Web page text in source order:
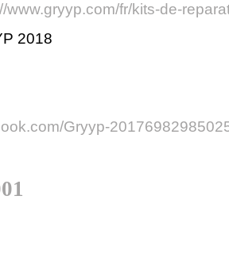
www.gryyp.com/fr/kits-de-
2018
Gryyp-